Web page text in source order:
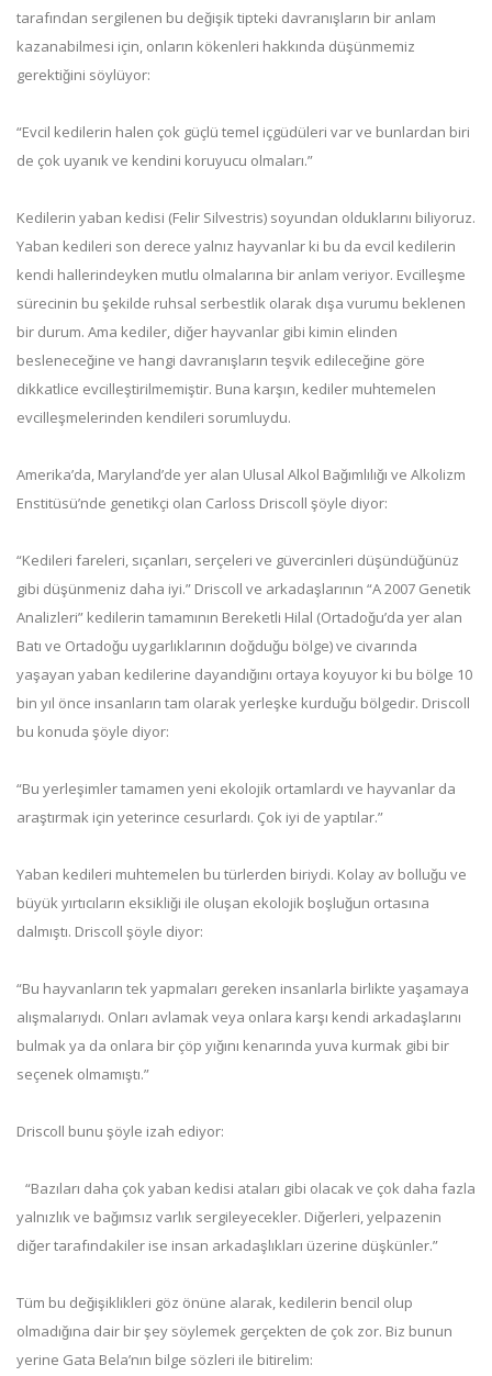
tarafından sergilenen bu değişik tipteki davranışların bir anlam
kazanabilmesi için, onların kökenleri hakkında düşünmemiz
gerektiğini söylüyor:
“Evcil kedilerin halen çok güçlü temel içgüdüleri var ve bunlardan biri
de çok uyanık ve kendini koruyucu olmaları.”
Kedilerin yaban kedisi (Felir Silvestris) soyundan olduklarını biliyoruz.
Yaban kedileri son derece yalnız hayvanlar ki bu da evcil kedilerin
kendi hallerindeyken mutlu olmalarına bir anlam veriyor. Evcilleşme
sürecinin bu şekilde ruhsal serbestlik olarak dışa vurumu beklenen
bir durum. Ama kediler, diğer hayvanlar gibi kimin elinden
besleneceğine ve hangi davranışların teşvik edileceğine göre
dikkatlice evcilleştirilmemiştir. Buna karşın, kediler muhtemelen
evcilleşmelerinden kendileri sorumluydu.
Amerika’da, Maryland’de yer alan Ulusal Alkol Bağımlılığı ve Alkolizm
Enstitüsü’nde genetikçi olan Carloss Driscoll şöyle diyor:
“Kedileri fareleri, sıçanları, serçeleri ve güvercinleri düşündüğünüz
gibi düşünmeniz daha iyi.” Driscoll ve arkadaşlarının “A 2007 Genetik
Analizleri” kedilerin tamamının Bereketli Hilal (Ortadoğu’da yer alan
Batı ve Ortadoğu uygarlıklarının doğduğu bölge) ve civarında
yaşayan yaban kedilerine dayandığını ortaya koyuyor ki bu bölge 10
bin yıl önce insanların tam olarak yerleşke kurduğu bölgedir. Driscoll
bu konuda şöyle diyor:
“Bu yerleşimler tamamen yeni ekolojik ortamlardı ve hayvanlar da
araştırmak için yeterince cesurlardı. Çok iyi de yaptılar.”
Yaban kedileri muhtemelen bu türlerden biriydi. Kolay av bolluğu ve
büyük yırtıcıların eksikliği ile oluşan ekolojik boşluğun ortasına
dalmıştı. Driscoll şöyle diyor:
“Bu hayvanların tek yapmaları gereken insanlarla birlikte yaşamaya
alışmalarıydı. Onları avlamak veya onlara karşı kendi arkadaşlarını
bulmak ya da onlara bir çöp yığını kenarında yuva kurmak gibi bir
seçenek olmamıştı.”
Driscoll bunu şöyle izah ediyor:
“Bazıları daha çok yaban kedisi ataları gibi olacak ve çok daha fazla
yalnızlık ve bağımsız varlık sergileyecekler. Diğerleri, yelpazenin
diğer tarafındakiler ise insan arkadaşlıkları üzerine düşkünler.”
Tüm bu değişiklikleri göz önüne alarak, kedilerin bencil olup
olmadığına dair bir şey söylemek gerçekten de çok zor. Biz bunun
yerine Gata Bela’nın bilge sözleri ile bitirelim: